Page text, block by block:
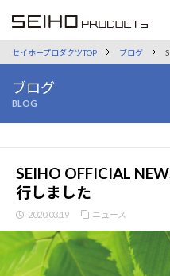
セイホープロダクツTOP ブログ
ブログ
BLOG
SEIHO OFFICIAL
行しました
2020.03.19 ニュース